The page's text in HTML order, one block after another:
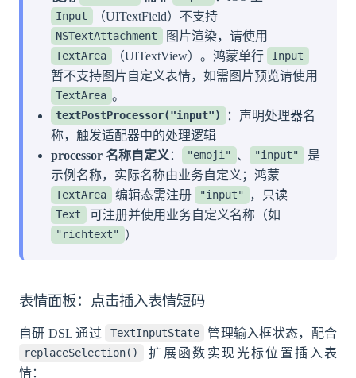
Input （UITextField）不支持
NSTextAttachment 图片渲染，请使用
TextArea （UITextView）。鸿蒙单行 Input
暂不支持图片自定义表情，如需图片预览请使用
TextArea 。
textPostProcessor("input")
：声明处理器名
称，触发适配器中的处理逻辑
processor 名称自定义 ： "emoji" 、 "input"
是
示例名称，实际名称由业务自定义；鸿蒙
TextArea 编辑态需注册 "input" ，只读
Text 可注册并使用业务自定义名称（如
"richtext" ）
表情面板：点击插入表情短码
自研 DSL 通过 TextInputState 管理输入框状态，配合
replaceSelection()
扩展函数实现光标位置插入表
情：